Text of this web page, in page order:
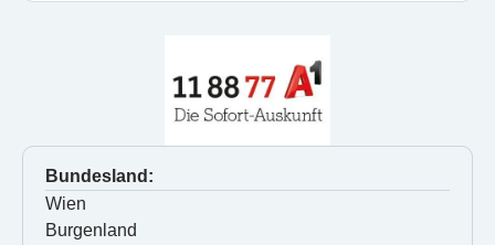
Bundesland:
Wien
Burgenland